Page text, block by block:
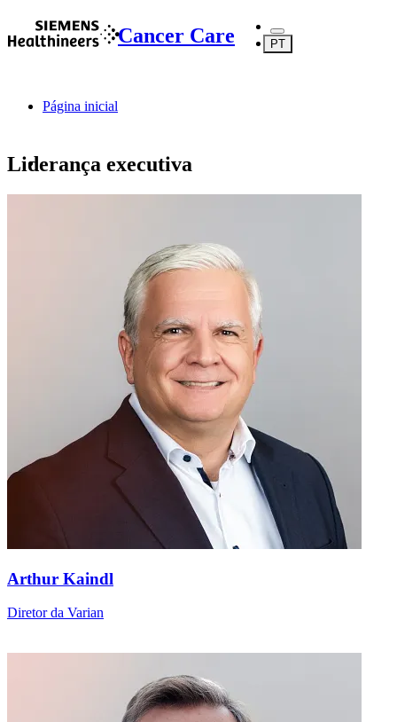
Cancer Care PT
Página inicial
Direção executiva
Liderança executiva
Arthur Kaindl
Diretor da Varian